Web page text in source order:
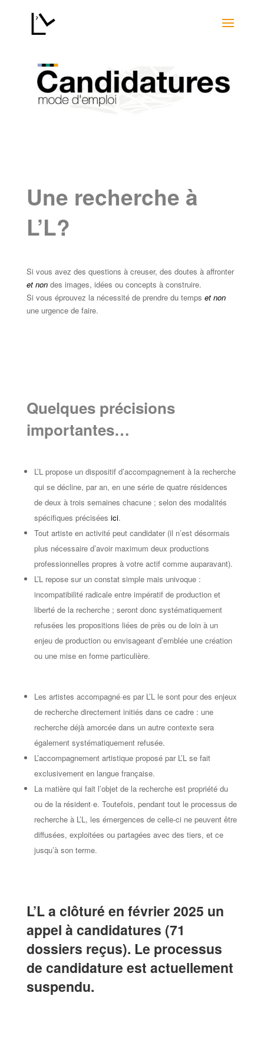
Une recherche à
L’L?
Si vous avez des questions à creuser, des doutes à affronter
et nondes images, idées ou concepts à construire.
Si vous éprouvez la nécessité de prendre du temps et non
une urgence de faire.
Quelques précisions
importantes…
L’L propose un dispositif d’accompagnement à la recherche
qui se décline, par an, en une série de quatrerésidences
de deux à trois semaines chacune ; selon des modalités
spécifiques précisées ici.
Tout artiste en activité peut candidater (il n’est désormais
plus nécessaire d’avoir maximum deux productions
professionnelles propres à votre actif comme auparavant).
L’L repose sur un constat simple mais univoque :
incompatibilité radicale entre impératif de production et
liberté de la recherche ; seront donc systématiquement
refusées les propositions liées de près ou de loin à un
enjeu de production ou envisageant d’emblée une création
ou une mise en forme particulière.
Les artistes accompagné·es par L’L le sont pour des enjeux
de recherche directement initiés dans ce cadre : une
recherche déjà amorcée dans un autre contexte sera
également systématiquement refusée.
L’accompagnement artistique proposé par L’L se fait
exclusivement en langue française.
La matière qui fait l’objet de la recherche est propriété du
ou de la résident·e. Toutefois, pendant tout le processus de
recherche à L’L, les émergences de celle-ci ne peuvent être
diffusées, exploitées ou partagées avec des tiers, et ce
jusqu’à son terme.
L’L a clôturé en février 2025 un
appel à candidatures (71
dossiers reçus). Le processus
de candidature est actuellement
suspendu.